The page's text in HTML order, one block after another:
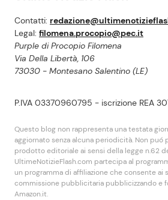
Contatti:
Legal: filomena.procopio@pec.it
Purple di Procopio Filomena
Via Della Libertà, 106
73030 - Montesano Salentino (LE)
P.IVA 03370960795 - iscrizione REA
Questo blog non rappresenta una testata
aggiornato senza alcuna periodicità. Non puó
prodotto editoriale ai sensi della legge n.62
UltimeNotizieFlash.com partecipa al
un programma di affiliazione che consente ai
commissione pubblicitaria pubblicizzando e
Amazon.it.